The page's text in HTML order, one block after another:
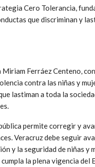
Cero Tolerancia,
que discriminan y
Miriam Ferráez Centeno,
contra las niñas y
lastiman a toda la
permite corregir y
Veracruz debe seguir
y la seguridad de niñas y
la plena vigencia del